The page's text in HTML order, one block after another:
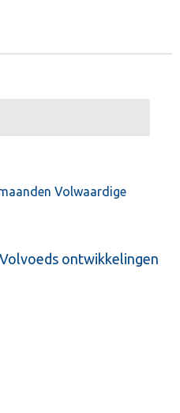
Volwaardige
ontwikkelingen